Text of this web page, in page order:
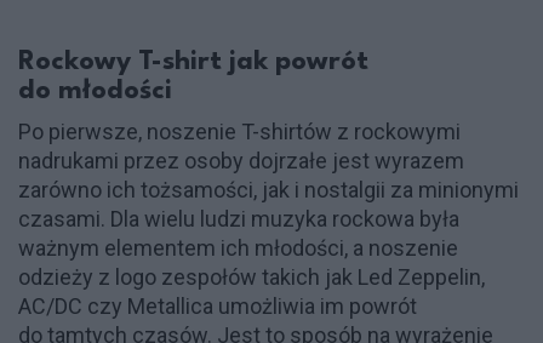
Rockowy T-shirt jak powrót
do młodości
Po pierwsze, noszenie T-shirtów z rockowymi
nadrukami przez osoby dojrzałe jest wyrazem
zarówno ich tożsamości, jak i nostalgii za minionymi
czasami. Dla wielu ludzi muzyka rockowa była
ważnym elementem ich młodości, a noszenie
odzieży z logo zespołów takich jak Led Zeppelin,
AC/DC czy Metallica umożliwia im powrót
do tamtych czasów. Jest to sposób na wyrażenie